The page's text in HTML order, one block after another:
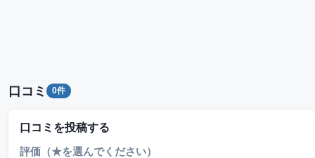
口コミ 0件
口コミを投稿する
評価（★を選んでください）